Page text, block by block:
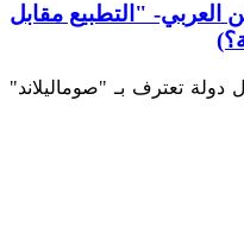
العربي- "التطبيع مقابل
أول دولة تعترف بـ "صوماليلاند"